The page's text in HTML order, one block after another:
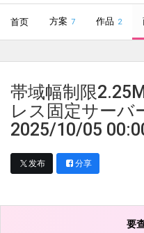
首页 方案 7 作品 2
帯域幅制限
レス固定サーバ
2025/10/05
发布 分享
要